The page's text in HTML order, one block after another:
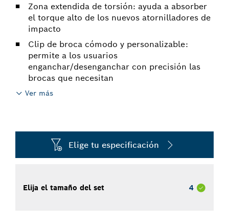
Zona extendida de torsión: ayuda a absorber
el torque alto de los nuevos atornilladores de
impacto
Clip de broca cómodo y personalizable:
permite a los usuarios
enganchar/desenganchar con precisión las
brocas que necesitan
Ver más
Elige tu especificación
Elija el tamaño del set 4